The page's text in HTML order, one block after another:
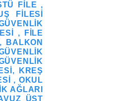
FILE ,
FILESI
, FILE
BALKON
KREŞ
, OKUL
AĞLARI
ÜST